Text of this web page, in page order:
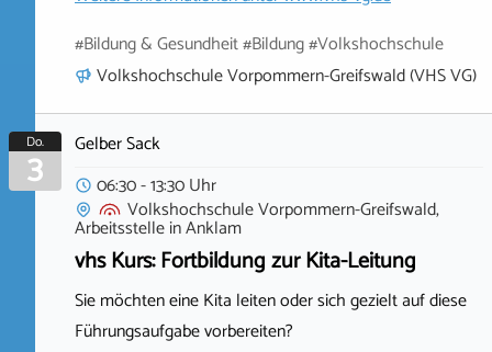
#Bildung & Gesundheit #Bildung #Volkshochschule
Volkshochschule Vorpommern-Greifswald (VHS VG)
Do.
3
Gelber Sack
06:30 - 13:30 Uhr
Volkshochschule Vorpommern-Greifswald,
ArbeitsstelleinAnklam
vhs Kurs: Fortbildung zur Kita-Leitung
Sie möchten eine Kita leiten oder sich gezielt auf diese
Führungsaufgabe vorbereiten?